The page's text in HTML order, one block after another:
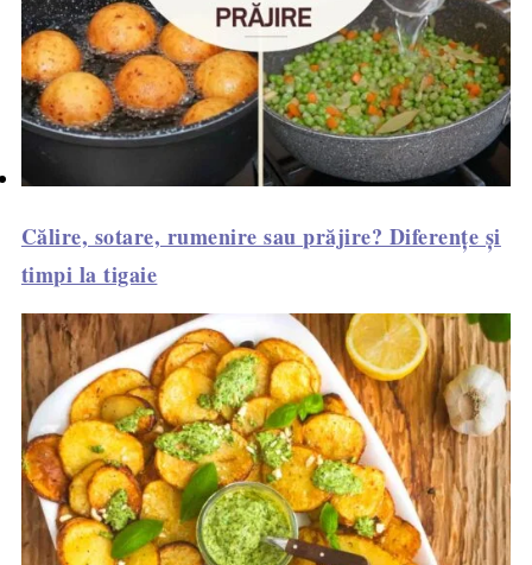
Călire, sotare, rumenire sau prăjire? Diferențe și
timpi la tigaie